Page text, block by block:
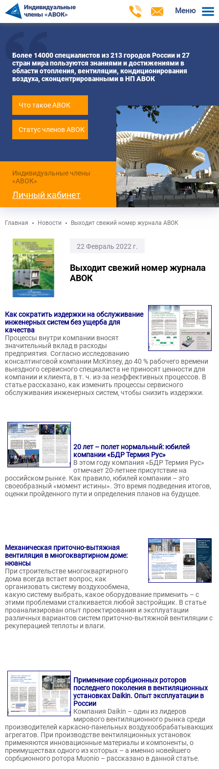
Индивидуальные
члены «АВОК»
Меню
Более 14000 специалистов из 213 городов России и 27
стран мира пользуются знаниями и достижениями в
области отопления, вентиляции, кондиционирования
воздуха, сконцентрированными в НП АВОК
Что такое АВОК
Статус членов АВОК
Индивидуальные члены
«АВОК»
Личный кабинет
Главная Новости Выходит свежий номер журнала АВОК
22 Февраль 2022 г.
Выходит свежий номер журнала
АВОК
Как сократить издержки на обслуживание
инженерных систем без ущерба для
качества
Процессы внутри компании вносят
значительный вклад в расходы
предприятия. Согласно исследованию
консалтинговой компании McKinsey, до 40 % рабочего времени
выездного сервисного специалиста не приносят ценности для
компании и клиента, в т. ч. из-за неэффективных процессов. В
статье рассказано, как изменить процессы сервисного
обслуживания инженерных систем, чтобы снизить издержки.
20 лет – полет нормальный: юбилей
компании «БДР Термия Рус»
В этом году компания «БДР Термия Рус»
отмечает 20-летнее присутствие на
российском рынке. Как правило, юбилей компании – это
своеобразный «момент истины». Это время подведения итогов,
оценки пройденного пути и определения планов на будущее.
Механическая приточно-вытяжная
вентиляция в многоквартирном доме:
нюансы
При строительстве многоквартирного
дома всегда встает вопрос, как
организовать систему воздухообмена,
какую систему выбрать, какое оборудование применить – с
этими проблемами сталкивается любой застройщик. В статье
проанализирован опыт проектирования и эксплуатации
различных вариантов систем приточно-вытяжной вентиляции с
рекуперацией теплоты и влаги.
Применение сорбционных роторов
последнего поколения в вентиляционных
установках Daikin. Опыт эксплуатации в
России
Компания Daikin – один из лидеров
мирового вентиляционного рынка среди
производителей каркасно-панельных воздухообрабатывающих
агрегатов. При производстве вентиляционных установок
применяются инновационные материалы и компоненты, о
преимуществах одного из которых – а именно новейшего
сорбционного ротора Muonio – рассказано в данной статье.